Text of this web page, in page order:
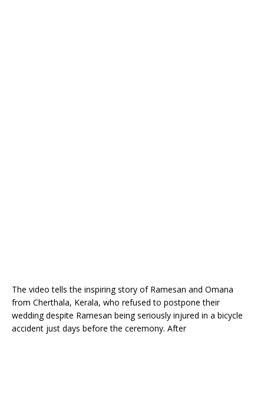
The video tells the inspiring story of Ramesan and Omana
from Cherthala, Kerala, who refused to postpone their
wedding despite Ramesan being seriously injured in a bicycle
accident just days before the ceremony. After